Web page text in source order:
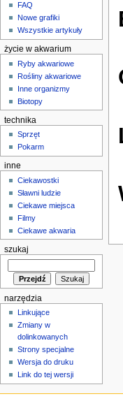
FAQ
Nowe grafiki
Wszystkie artykuły
życie w akwarium
Ryby akwariowe
Rośliny akwariowe
Inne organizmy
Biotopy
technika
Sprzęt
Pokarm
inne
Ciekawostki
Sławni ludzie
Ciekawe miejsca
Filmy
Ciekawe akwaria
szukaj
narzędzia
Linkujące
Zmiany w
dolinkowanych
Strony specjalne
Wersja do druku
Link do tej wersji